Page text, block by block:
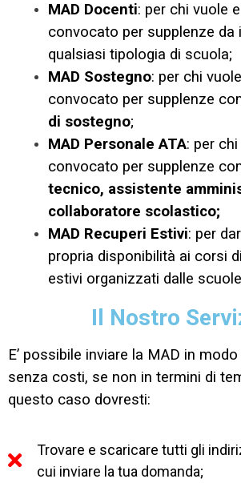
MAD Docenti: per chi vuole
convocato per supplenze da
qualsiasi tipologia di scuola;
MAD Sostegno: per chi
convocato per supplenze
di sostegno;
MAD Personale ATA: per
convocato per supplenze
tecnico, assistente
collaboratore scolastico;
MAD Recuperi Estivi: per
propria disponibilità ai corsi
estivi organizzati dalle
Il Nostro
E’ possibile inviare la MAD in
senza costi, se non in termini di
questo caso dovresti:
Trovare e scaricare tutti gli
cui inviare la tua domanda;